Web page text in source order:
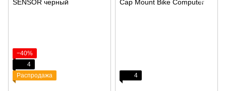
−40%
4
Распродажа
4